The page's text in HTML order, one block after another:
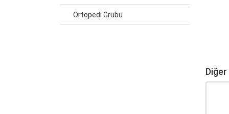
Ortopedi Grubu